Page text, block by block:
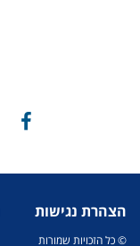
הצהרת נגישות
© כל הזכויות שמורות